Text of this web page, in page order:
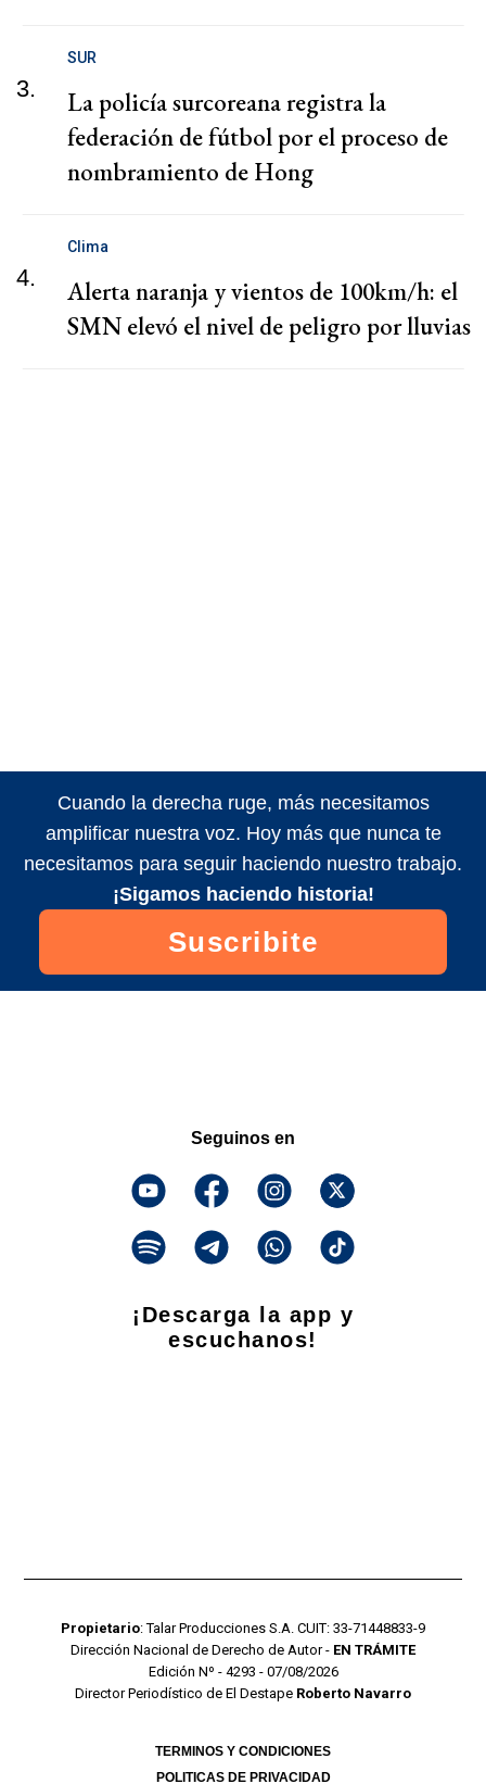
3.
SUR
La policía surcoreana registra la
federación de fútbol por el proceso de
nombramiento de Hong
4.
Clima
Alerta naranja y vientos de 100km/h: el
SMN elevó el nivel de peligro por lluvias
Cuando la derecha ruge, más necesitamos
amplificar nuestra voz. Hoy más que nunca te
necesitamos para seguir haciendo nuestro trabajo.
¡Sigamos haciendo historia!
Suscribite
Seguinos en
¡Descarga la app y
escuchanos!
Propietario: Talar Producciones S.A. CUIT: 33-71448833-9
Dirección Nacional de Derecho de Autor - EN TRÁMITE
Edición Nº - 4293 - 07/08/2026
Director Periodístico de El Destape Roberto Navarro
TERMINOS Y CONDICIONES
POLITICAS DE PRIVACIDAD